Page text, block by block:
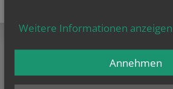
Weitere Informationen anzeigen
Annehmen